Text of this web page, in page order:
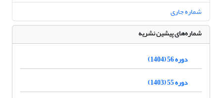
شماره جاری
شماره‌های پیشین نشریه
دوره 56 (1404)
دوره 55 (1403)